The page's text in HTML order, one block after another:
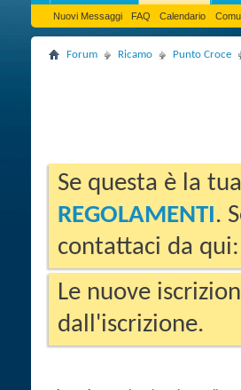
Nuovi Messaggi FAQ Calendario
Forum Ricamo Punto Croce
Se questa è la
REGOLAMENTI.
contattaci da qui:
Le nuove
dall'iscrizione.